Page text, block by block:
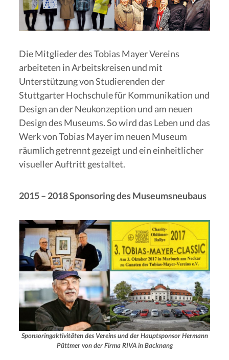
Die Mitglieder des Tobias Mayer Vereins
arbeiteten in Arbeitskreisen und mit
Unterstützung von Studierenden der
Stuttgarter Hochschule für Kommunikation und
Design an der Neukonzeption und am neuen
Design des Museums. So wird das Leben und das
Werk von Tobias Mayer im neuen Museum
räumlich getrennt gezeigt und ein einheitlicher
visueller Auftritt gestaltet.
2015 – 2018 Sponsoring des Museumsneubaus
Sponsoringaktivitäten des Vereins und der Hauptsponsor Hermann
Püttmer von der Firma RIVA in Backnang